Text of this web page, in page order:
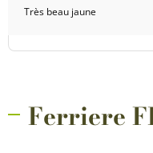
Très beau jaune
Ferriere